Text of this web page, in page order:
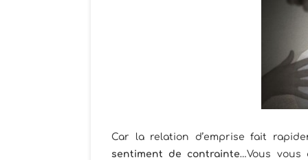
Car la relation d’emprise fait
sentiment de contrainte…Vous vous